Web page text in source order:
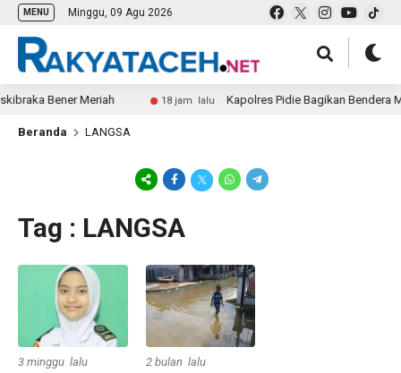
MENU Minggu, 09 Agu 2026
Bener Meriah 18 jam lalu Kapolres Pidie Bagikan Bendera
Beranda LANGSA
Tag : LANGSA
3 minggu lalu 2 bulan lalu